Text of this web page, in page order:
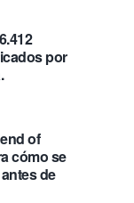
por
of
cómo se
de